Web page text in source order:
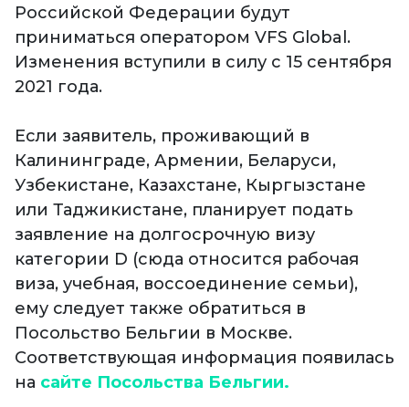
Российской Федерации будут
приниматься оператором VFS Global.
Изменения вступили в силу с 15 сентября
2021 года.
Если заявитель, проживающий в
Калининграде, Армении, Беларуси,
Узбекистане, Казахстане, Кыргызстане
или Таджикистане, планирует подать
заявление на долгосрочную визу
категории D (сюда относится рабочая
виза, учебная, воссоединение семьи),
ему следует также обратиться в
Посольство Бельгии в Москве.
Соответствующая информация появилась
на сайте Посольства Бельгии.